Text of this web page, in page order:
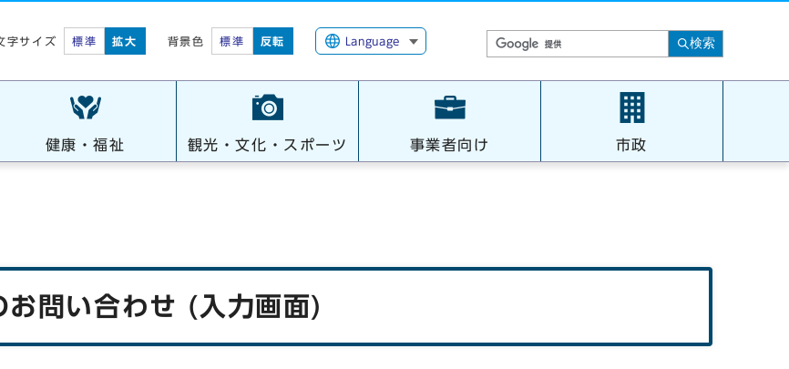
字サイズ
標準 拡大 背景色 標準 反転 Language 検索
健康・福祉 観光・文化・スポーツ 事業者向け 市政
お問い合わせ (入力画面)